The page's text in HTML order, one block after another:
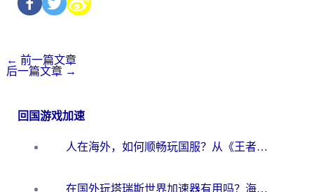
← 前一篇文章
后一篇文章 →
回国游戏加速
人在海外，如何顺畅玩国服？从《王者荣耀》到《云图计划》的加速器终极指南
在国外玩塔瑞斯世界加速器有用吗？海外玩家亲测后的真实答案